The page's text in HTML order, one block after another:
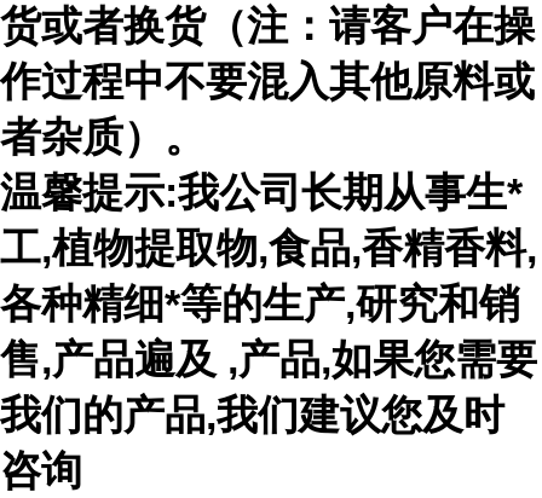
货或者换货（注：请客户在操
作过程中不要混入其他原料或
者杂质）。
温馨提示:我公司长期从事生*
工,植物提取物,食品,香精香料,
各种精细*等的生产,研究和销
售,产品遍及 ,产品,如果您需要
我们的产品,我们建议您及时
咨询